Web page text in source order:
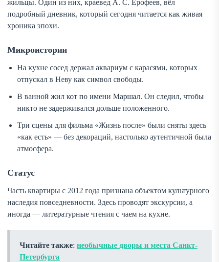
жильцы. Один из них, краевед А. С. Ерофеев, вёл
подробный дневник, который сегодня читается как живая
хроника эпохи.
Микроистории
На кухне сосед держал аквариум с карасями, которых
отпускал в Неву как символ свободы.
В ванной жил кот по имени Маршал. Он следил, чтобы
никто не задерживался дольше положенного.
Три сцены для фильма «Жизнь после» были сняты здесь
«как есть» — без декораций, настолько аутентичной была
атмосфера.
Статус
Часть квартиры с 2012 года признана объектом культурного
наследия повседневности. Здесь проводят экскурсии, а
иногда — литературные чтения с чаем на кухне.
Читайте также: необычные дворы и места Санкт-
Петербурга